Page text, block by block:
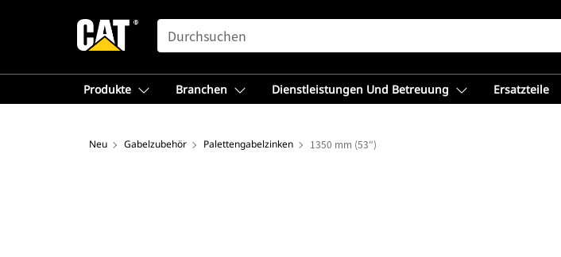
SEARCH
Produkte Branchen Dienstleistungen Und Betreuung Ersatzteile
Neu Gabelzubehör Palettengabelzinken 1350 mm (53″)